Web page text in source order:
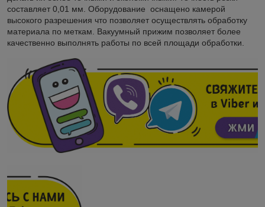
составляет 0,01 мм. Оборудование оснащено камерой
высокого разрешения что позволяет осуществлять обработку
материала по меткам. Вакуумный прижим позволяет более
качественно выполнять работы по всей площади обработки.